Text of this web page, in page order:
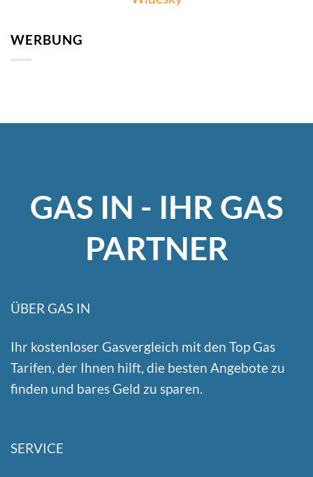
WERBUNG
GAS IN - IHR GAS
PARTNER
ÜBER GAS IN
Ihr kostenloser Gasvergleich mit den Top Gas
Tarifen, der Ihnen hilft, die besten Angebote zu
finden und bares Geld zu sparen.
SERVICE